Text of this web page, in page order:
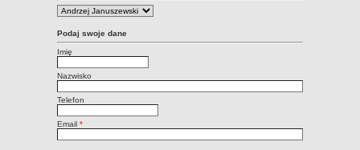
Lokalizacja
Dane statystyczne
Zadania publiczne
Strategia rozwoju Gminy
Raport o stanie gminy
Związki i stowarzyszenia
Podaj swoje dane
Imię
Nazwisko
Telefon
Email *